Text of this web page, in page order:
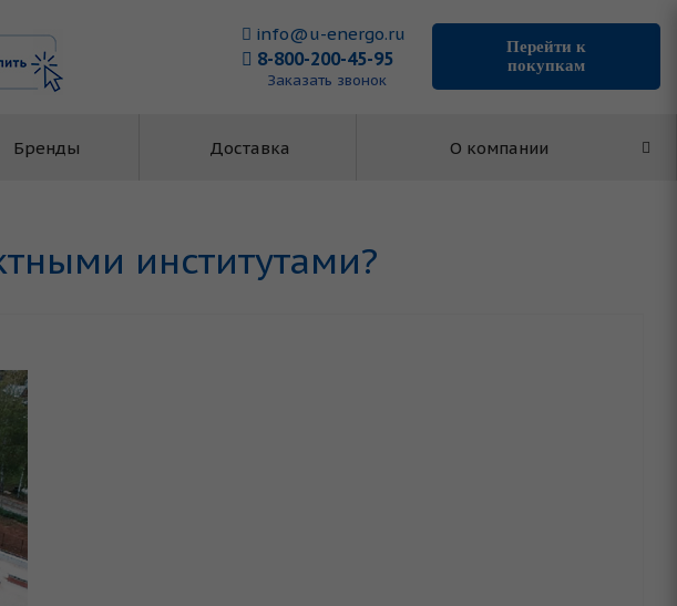
Перейти к
покупкам
info@u-energo.ru
8-800-200-45-95
Заказать звонок
Бренды Доставка О компании
институтами?